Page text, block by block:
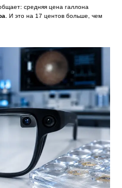
средняя цена галлона
. И это на 17 центов больше, чем